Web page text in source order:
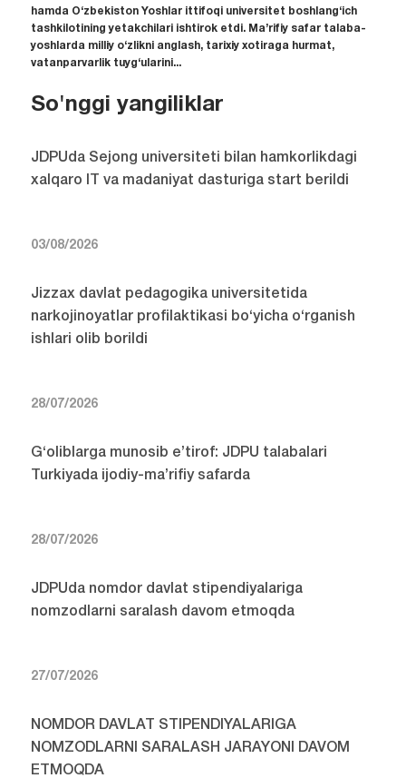
hamda O‘zbekiston Yoshlar ittifoqi universitet boshlang‘ich
tashkilotining yetakchilari ishtirok etdi. Ma’rifiy safar talaba-
yoshlarda milliy o‘zlikni anglash, tarixiy xotiraga hurmat,
vatanparvarlik tuyg‘ularini...
So'nggi yangiliklar
JDPUda Sejong universiteti bilan hamkorlikdagi
xalqaro IT va madaniyat dasturiga start berildi
03/08/2026
Jizzax davlat pedagogika universitetida
narkojinoyatlar profilaktikasi bo‘yicha o‘rganish
ishlari olib borildi
28/07/2026
G‘oliblarga munosib e’tirof: JDPU talabalari
Turkiyada ijodiy-ma’rifiy safarda
28/07/2026
JDPUda nomdor davlat stipendiyalariga
nomzodlarni saralash davom etmoqda
27/07/2026
NOMDOR DAVLAT STIPENDIYALARIGA
NOMZODLARNI SARALASH JARAYONI DAVOM
ETMOQDA